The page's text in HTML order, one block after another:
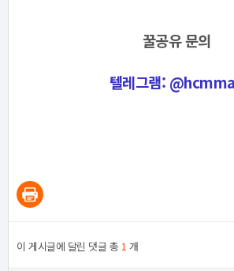
꿀공유 문의
텔레그램:
이 게시글에 달린 댓글 총 1 개